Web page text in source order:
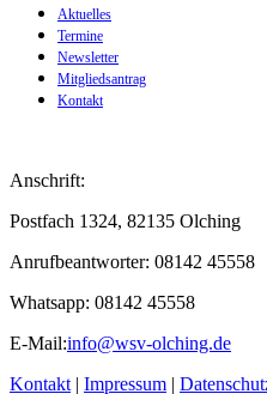
Aktuelles
Termine
Newsletter
Mitgliedsantrag
Kontakt
Anschrift:
Postfach 1324, 82135 Olching
Anrufbeantworter: 08142 45558
Whatsapp: 08142 45558
E-Mail:info@wsv-olching.de
Kontakt | Impressum |